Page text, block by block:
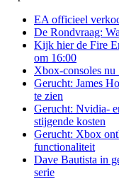
EA officieel
De Rondvraag:
Kijk hier de Fire
om 16:00
Xbox-consoles nu
Gerucht: James
te zien
Gerucht: Nvidia-
stijgende kosten
Gerucht: Xbox
functionaliteit
Dave Bautista in
serie